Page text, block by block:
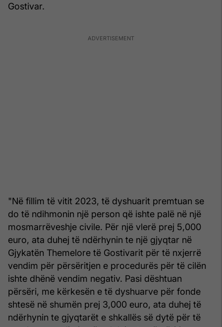
Gostivar.
"Në fillim të vitit 2023, të dyshuarit premtuan se
do të ndihmonin një person që ishte palë në një
mosmarrëveshje civile. Për një vlerë prej 5,000
euro, ata duhej të ndërhynin te një gjyqtar në
Gjykatën Themelore të Gostivarit për të nxjerrë
vendim për përsëritjen e procedurës për të cilën
ishte dhënë vendim negativ. Pasi dështuan
përsëri, me kërkesën e të dyshuarve për fonde
shtesë në shumën prej 3,000 euro, ata duhej të
ndërhynin te gjyqtarët e shkallës së dytë për të